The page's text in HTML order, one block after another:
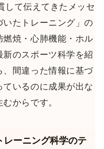
して伝えてきたメッセ
たトレーニング」の
焼・心肺機能・ホル
のスポーツ科学を紹
間違った情報に基づ
ているのに成果が出な
からです。
ーニング科学のテ